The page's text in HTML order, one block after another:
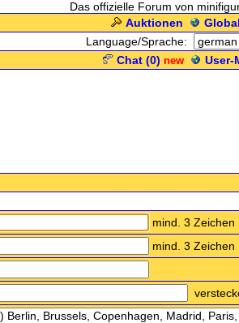
Das offizielle Forum von
Auktionen Global
Language/Sprache:
Chat (0) new User-
mind. 3 Zeichen
mind. 3 Zeichen